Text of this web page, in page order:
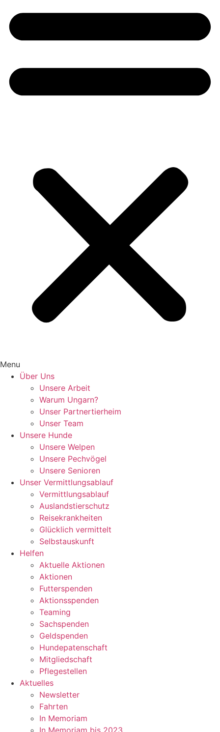
Menu
Über Uns
Unsere Arbeit
Warum Ungarn?
Unser Partnertierheim
Unser Team
Unsere Hunde
Unsere Welpen
Unsere Pechvögel
Unsere Senioren
Unser Vermittlungsablauf
Vermittlungsablauf
Auslandstierschutz
Reisekrankheiten
Glücklich vermittelt
Selbstauskunft
Helfen
Aktuelle Aktionen
Aktionen
Futterspenden
Aktionsspenden
Teaming
Sachspenden
Geldspenden
Hundepatenschaft
Mitgliedschaft
Pflegestellen
Aktuelles
Newsletter
Fahrten
In Memoriam